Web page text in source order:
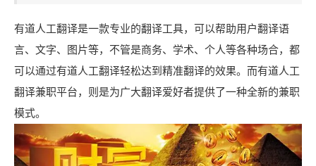
有道人工翻译是一款专业的翻译工具，可以帮助用户翻译语
言、文字、图片等，不管是商务、学术、个人等各种场合，都
可以通过有道人工翻译轻松达到精准翻译的效果。而有道人工
翻译兼职平台，则是为广大翻译爱好者提供了一种全新的兼职
模式。